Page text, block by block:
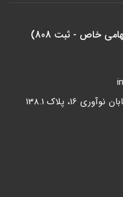
خاص - ثبت 808)
16، پلاک 138.1